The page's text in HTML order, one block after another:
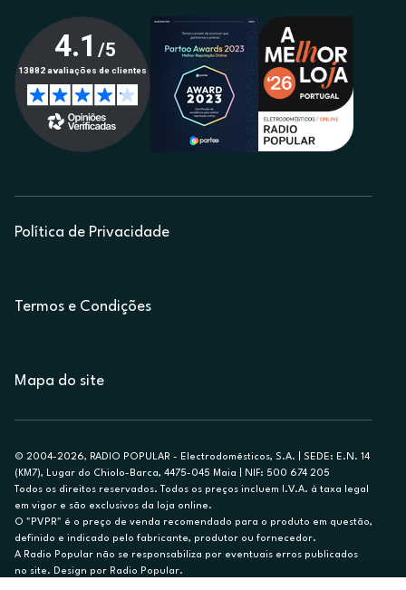
Política de Privacidade
Termos e Condições
Mapa do site
© 2004-2026, RADIO POPULAR - Electrodomésticos, S.A. | SEDE: E.N. 14
(KM7), Lugar do Chiolo-Barca, 4475-045 Maia | NIF: 500 674 205
Todos os direitos reservados. Todos os preços incluem I.V.A. à taxa legal
em vigor e são exclusivos da loja online.
O "PVPR" é o preço de venda recomendado para o produto em questão,
definido e indicado pelo fabricante, produtor ou fornecedor.
A Radio Popular não se responsabiliza por eventuais erros publicados
no site. Design por Radio Popular.